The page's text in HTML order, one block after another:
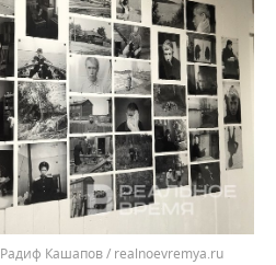
Радиф Кашапов / realnoevremya.ru